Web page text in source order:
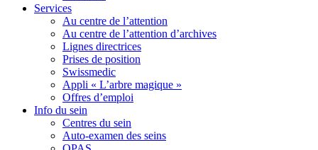
Services
Au centre de l’attention
Au centre de l’attention d’archives
Lignes directrices
Prises de position
Swissmedic
Appli « L’arbre magique »
Offres d’emploi
Info du sein
Centres du sein
Auto-examen des seins